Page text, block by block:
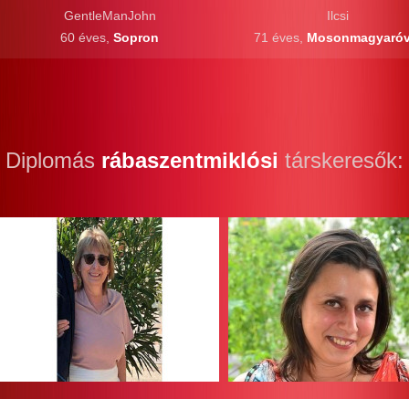
Ilcsi
71 éves,
GentleManJohn
60 éves, Sopron
Diplomás rábaszentmiklósi társkeresők: